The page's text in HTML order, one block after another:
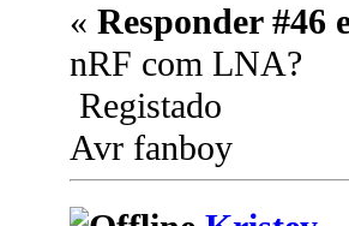
« Responder #46
nRF com LNA?
Registado
Avr fanboy